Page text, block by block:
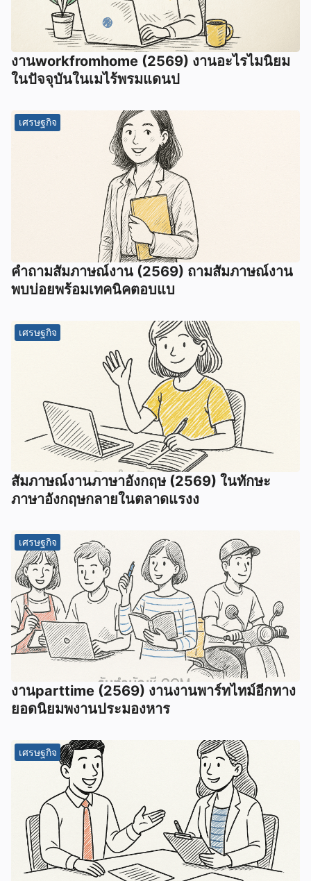
งานworkfromhome (2569) งานอะไรไมนิยม
ในปัจจุบันในเมไร้พรมแดนป
เศรษฐกิจ
คำถามสัมภาษณ์งาน (2569) ถามสัมภาษณ์งาน
พบบ่อยพร้อมเทคนิคตอบแบ
เศรษฐกิจ
สัมภาษณ์งานภาษาอังกฤษ (2569) ในทักษะ
ภาษาอังกฤษกลายในตลาดแรงง
เศรษฐกิจ
งานparttime (2569) งานงานพาร์ทไทม์อีกทาง
ยอดนิยมพงานประมองหาร
เศรษฐกิจ